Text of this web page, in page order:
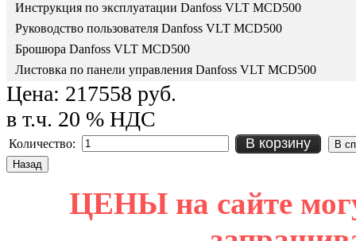
Инструкция по эксплуатации Danfoss VLT MCD500
Руководство пользователя Danfoss VLT MCD500
Брошюра Danfoss VLT MCD500
Листовка по панели управления Danfoss VLT MCD500
Цена: 217558 руб.
в т.ч. 20 % НДС
Количество: В корзину
ЦЕНЫ на сайте